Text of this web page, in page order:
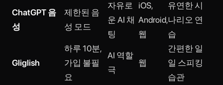
ChatGPT 음
성
제한된 음
성 모드
자유로
운 AI 채
팅
iOS,
Android,
웹
유연한 시
나리오 연
습
Gliglish
하루 10분,
가입 불필
요
AI 역할
극
웹
간편한 일
일 스피킹
습관